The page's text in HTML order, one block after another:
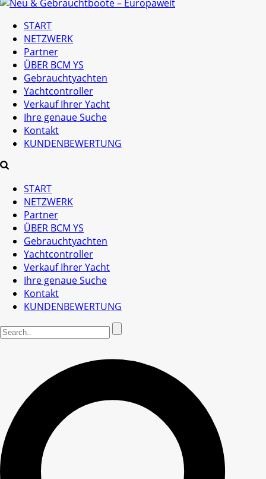
START
NETZWERK
Partner
ÜBER BCM YS
Gebrauchtyachten
Yachtcontroller
Verkauf Ihrer Yacht
Ihre genaue Suche
Kontakt
KUNDENBEWERTUNG
START
NETZWERK
Partner
ÜBER BCM YS
Gebrauchtyachten
Yachtcontroller
Verkauf Ihrer Yacht
Ihre genaue Suche
Kontakt
KUNDENBEWERTUNG